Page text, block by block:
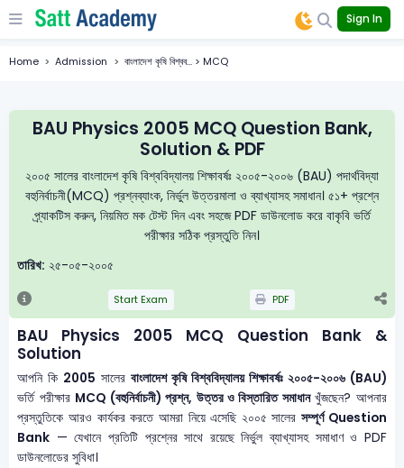
Sign In
Home Admission বাংলাদেশ কৃষি বিশ্বব... > MCQ
BAU Physics 2005 MCQ Question Bank,
Solution & PDF
২০০৫ সালের বাংলাদেশ কৃষি বিশ্ববিদ্যালয় শিক্ষাবর্ষঃ ২০০৫-২০০৬ (BAU) পদার্থবিদ্যা
বহুনির্বাচনী(MCQ) প্রশ্নব্যাংক, নির্ভুল উত্তরমালা ও ব্যাখ্যাসহ সমাধান। ৫১+ প্রশ্নে
প্র্যাকটিস করুন, নিয়মিত মক টেস্ট দিন এবং সহজে PDF ডাউনলোড করে বাকৃবি ভর্তি
পরীক্ষার সঠিক প্রস্তুতি নিন।
তারিখ: ২৫-০৫-২০০৫
Start Exam PDF
BAU Physics 2005 MCQ Question Bank &
Solution
আপনি কি 2005 সালেরবাংলাদেশ কৃষি বিশ্ববিদ্যালয় শিক্ষাবর্ষঃ ২০০৫-২০০৬ (BAU)
ভর্তি পরীক্ষার MCQ (বহুনির্বাচনী) প্রশ্ন, উত্তর ও বিস্তারিত সমাধানখুঁজছেন? আপনার
প্রস্তুতিকে আরও কার্যকর করতে আমরা নিয়ে এসেছি ২০০৫ সালেরসম্পূর্ণ Question
Bank — যেখানে প্রতিটি প্রশ্নের সাথে রয়েছে নির্ভুল ব্যাখ্যাসহ সমাধাণ ও PDF
ডাউনলোডের সুবিধা।